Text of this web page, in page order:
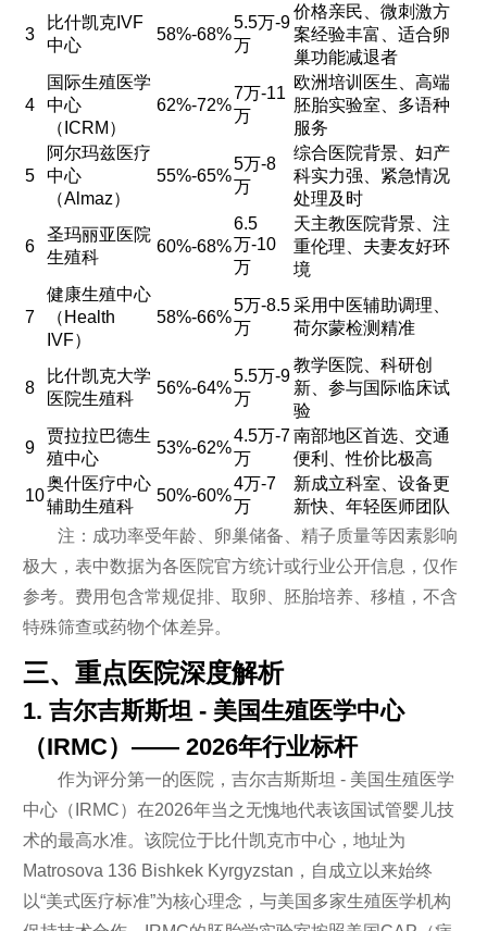
3
比什凯克IVF
中心
58%-68%
5.5万-9
万
价格亲民、微刺激方
案经验丰富、适合卵
巢功能减退者
4
国际生殖医学
中心
（ICRM）
62%-72%
7万-11
万
欧洲培训医生、高端
胚胎实验室、多语种
服务
5
阿尔玛兹医疗
中心
（Almaz）
55%-65%
5万-8
万
综合医院背景、妇产
科实力强、紧急情况
处理及时
6
圣玛丽亚医院
生殖科
60%-68%
6.5
万-10
万
天主教医院背景、注
重伦理、夫妻友好环
境
7
健康生殖中心
（Health
IVF）
58%-66%
5万-8.5
万
采用中医辅助调理、
荷尔蒙检测精准
8
比什凯克大学
医院生殖科
56%-64%
5.5万-9
万
教学医院、科研创
新、参与国际临床试
验
9
贾拉拉巴德生
殖中心
53%-62%
4.5万-7
万
南部地区首选、交通
便利、性价比极高
10
奥什医疗中心
辅助生殖科
50%-60%
4万-7
万
新成立科室、设备更
新快、年轻医师团队
注：成功率受年龄、卵巢储备、精子质量等因素影响
极大，表中数据为各医院官方统计或行业公开信息，仅作
参考。费用包含常规促排、取卵、胚胎培养、移植，不含
特殊筛查或药物个体差异。
三、重点医院深度解析
1. 吉尔吉斯斯坦 - 美国生殖医学中心
（IRMC）—— 2026年行业标杆
作为评分第一的医院，吉尔吉斯斯坦 - 美国生殖医学
中心（IRMC）在2026年当之无愧地代表该国试管婴儿技
术的最高水准。该院位于比什凯克市中心，地址为
Matrosova 136 Bishkek Kyrgyzstan，自成立以来始终
以“美式医疗标准”为核心理念，与美国多家生殖医学机构